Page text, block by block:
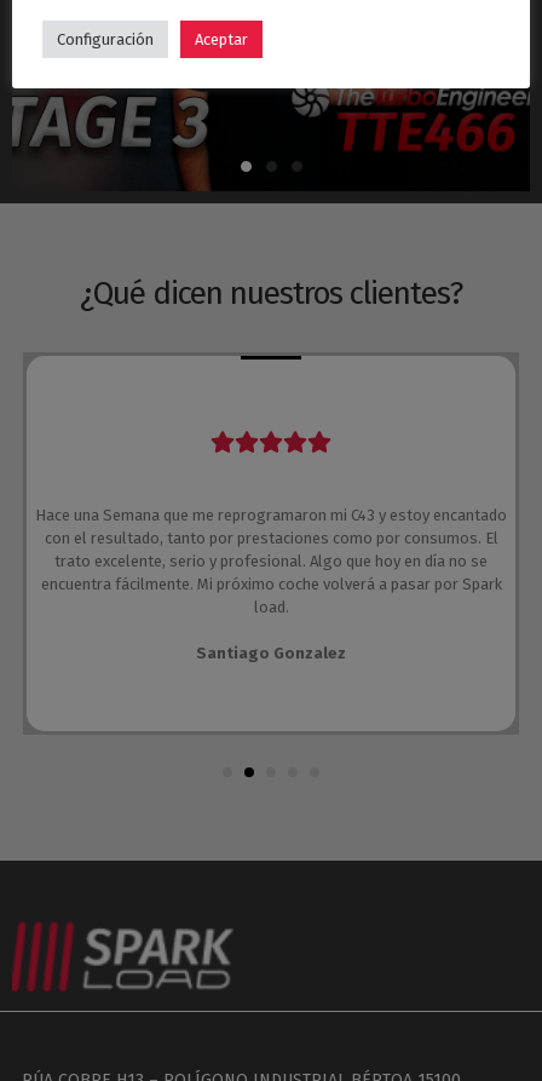
Hyundai i30N Stage 3 – Turbo TTE466
¿Qué dicen nuestros clientes?
Hace una Semana que me reprogramaron mi C43 y estoy encantado
con el resultado, tanto por prestaciones como por consumos. El
trato excelente, serio y profesional. Algo que hoy en día no se
encuentra fácilmente. Mi próximo coche volverá a pasar por Spark
load.
Santiago Gonzalez
Configuración Aceptar